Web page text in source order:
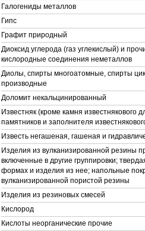
Галогениды металлов
Гипс
Графит природный
Диоксид углерода (газ углекислый) и
кислородные соединения неметаллов
Диолы, спирты многоатомные, спирты
производные
Доломит некальцинированный
Известняк (кроме камня известнякового
памятников и заполнителя
Известь негашеная, гашеная и
Изделия из вулканизированной резины
включенные в другие группировки;
формах и изделия из нее; напольные
вулканизированной пористой резины
Изделия из резиновых смесей
Кислород
Кислоты неорганические прочие